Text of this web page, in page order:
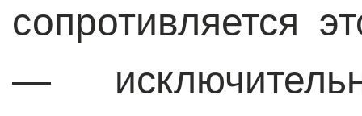
сопротивляется
—